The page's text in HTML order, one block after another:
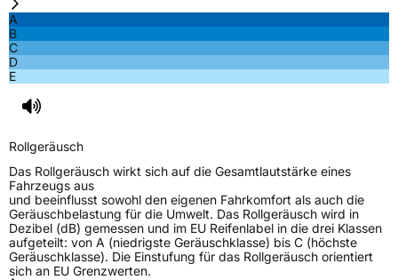
Rollgeräusch (Klasse)
EPREL ID 1676966
Allgemeine Produktsicherheit (GPSR)
HerstellerkontaktEUCEREP B.V., Roald Dahllaan 33 5629MC
Eindhoven The Netherlands Niederlande,
eucerep@eucerep.com
A
B
C
D
E
Rollgeräusch
Das Rollgeräusch wirkt sich auf die Gesamtlautstärke eines
Fahrzeugs aus
und beeinflusst sowohl den eigenen Fahrkomfort als auch die
Geräuschbelastung für die Umwelt. Das Rollgeräusch wird in
Dezibel (dB) gemessen und im EU Reifenlabel in die drei Klassen
aufgeteilt: von A (niedrigste Geräuschklasse) bis C (höchste
Geräuschklasse). Die Einstufung für das Rollgeräusch orientiert
sich an EU Grenzwerten.